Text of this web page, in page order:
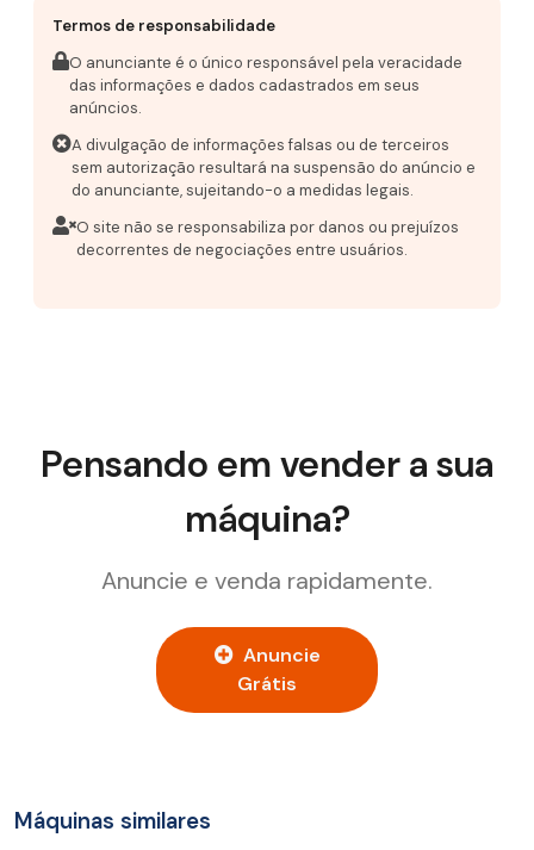
Termos de responsabilidade
O anunciante é o único responsável pela veracidade
das informações e dados cadastrados em seus
anúncios.
A divulgação de informações falsas ou de terceiros
sem autorização resultará na suspensão do anúncio e
do anunciante, sujeitando-o a medidas legais.
O site não se responsabiliza por danos ou prejuízos
decorrentes de negociações entre usuários.
Pensando em vender a sua
máquina?
Anuncie e venda rapidamente.
Anuncie
Grátis
Máquinas similares